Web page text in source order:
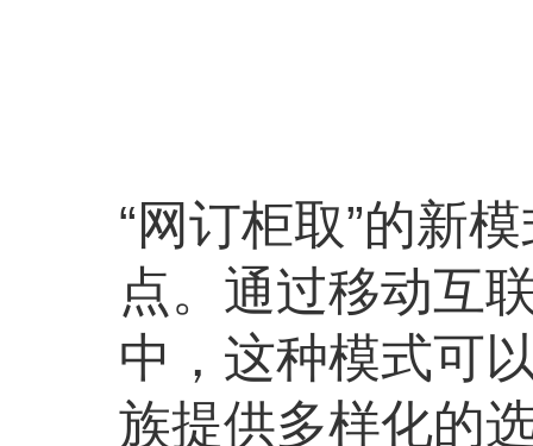
“网订柜取”的新
点。通过移动互
中，这种模式可
族提供多样化的